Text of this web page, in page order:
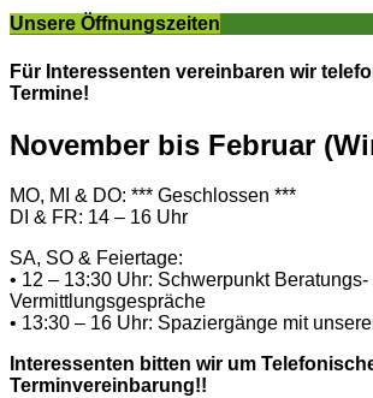
Unsere Öffnungszeiten
Für Interessenten vereinbaren wir
Termine!
November bis Februar
MO, MI & DO: *** Geschlossen ***
DI & FR: 14 – 16 Uhr
SA, SO & Feiertage:
• 12 – 13:30 Uhr: Schwerpunkt Beratungs-
Vermittlungsgespräche
• 13:30 – 16 Uhr: Spaziergänge mit
Interessenten bitten wir um
Terminvereinbarung!!